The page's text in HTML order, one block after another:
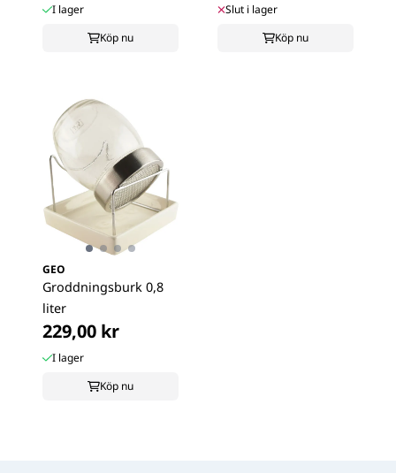
I lager
Köp nu
Slut i lager
Köp nu
GEO
Groddningsburk 0,8
liter
229,00 kr
I lager
Köp nu